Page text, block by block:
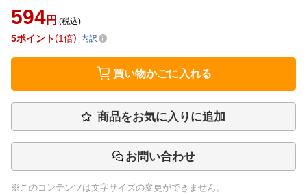
594円 (税込)
5ポイント 1倍 内訳
買い物かごに入れる
商品をお気に入りに追加
お問い合わせ
※このコンテンツは文字サイズの変更ができません。